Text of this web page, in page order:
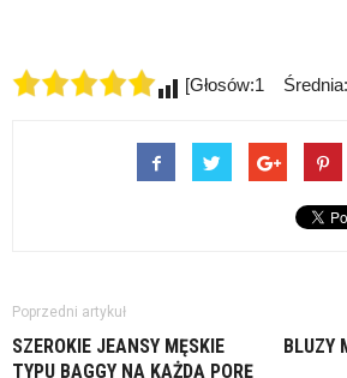
[Głosów:1
Poprzedni artykuł
SZEROKIE JEANSY MĘSKIE
TYPU BAGGY NA KAŻDĄ PORĘ
BLUZY